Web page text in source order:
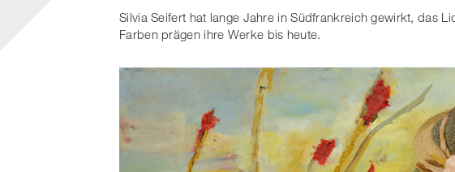
Silvia Seifert hat lange Jahre in Südfrankreich gewirkt, das
Farben prägen ihre Werke bis heute.